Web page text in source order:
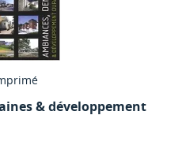
& développement